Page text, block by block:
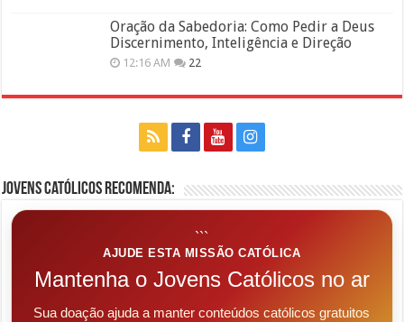
Oração da Sabedoria: Como Pedir a Deus
Discernimento, Inteligência e Direção
12:16 AM 22
Jovens Católicos Recomenda:
```
AJUDE ESTA MISSÃO CATÓLICA
Mantenha o Jovens Católicos no ar
Sua doação ajuda a manter conteúdos católicos gratuitos